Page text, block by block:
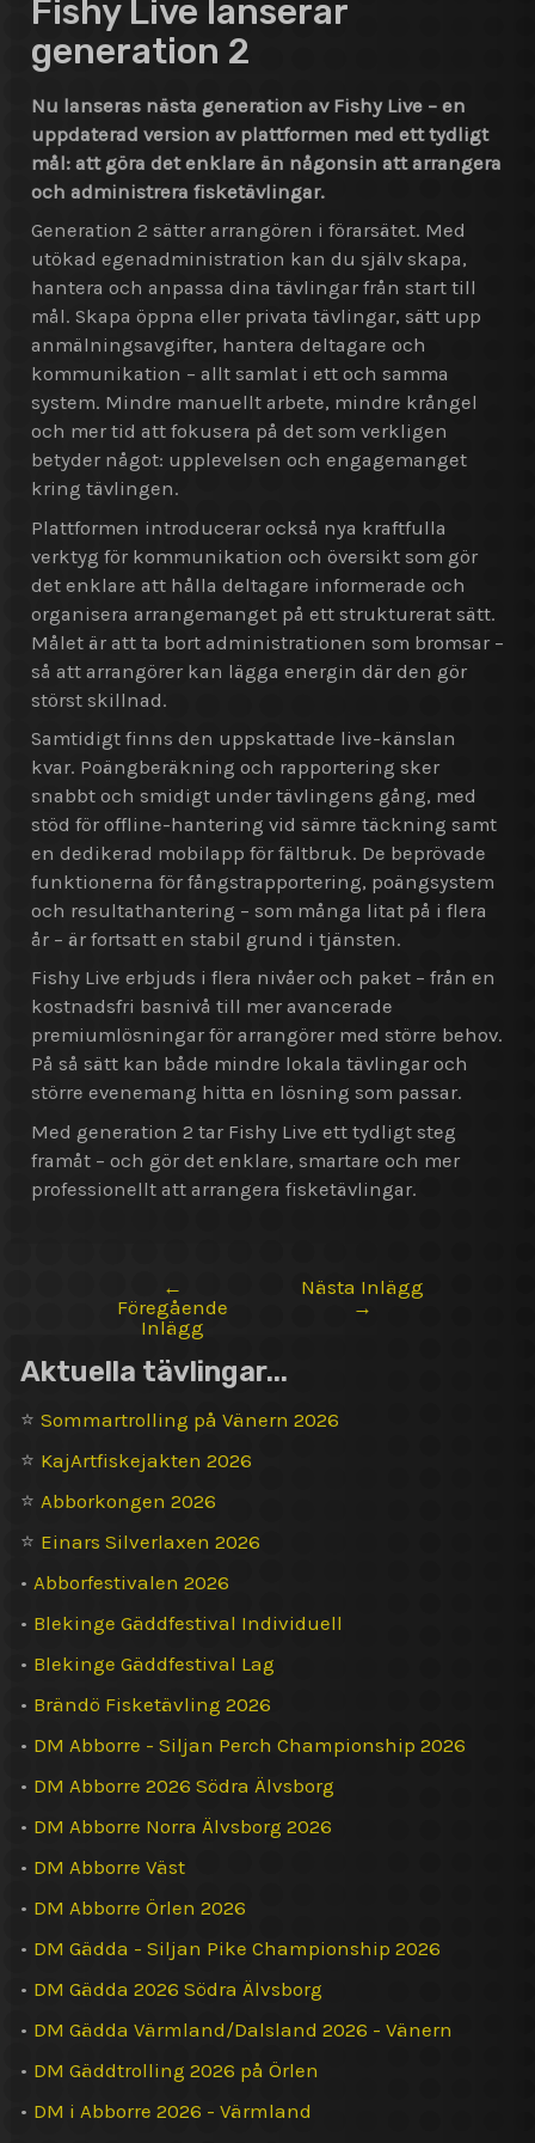
Fishy Live lanserar
generation 2
Nu lanseras nästa generation av Fishy Live – en
uppdaterad version av plattformen med ett tydligt
mål: att göra det enklare än någonsin att arrangera
och administrera fisketävlingar.
Generation 2 sätter arrangören i förarsätet. Med
utökad egenadministration kan du själv skapa,
hantera och anpassa dina tävlingar från start till
mål. Skapa öppna eller privata tävlingar, sätt upp
anmälningsavgifter, hantera deltagare och
kommunikation – allt samlat i ett och samma
system. Mindre manuellt arbete, mindre krångel
och mer tid att fokusera på det som verkligen
betyder något: upplevelsen och engagemanget
kring tävlingen.
Plattformen introducerar också nya kraftfulla
verktyg för kommunikation och översikt som gör
det enklare att hålla deltagare informerade och
organisera arrangemanget på ett strukturerat sätt.
Målet är att ta bort administrationen som bromsar –
så att arrangörer kan lägga energin där den gör
störst skillnad.
Samtidigt finns den uppskattade live-känslan
kvar. Poängberäkning och rapportering sker
snabbt och smidigt under tävlingens gång, med
stöd för offline-hantering vid sämre täckning samt
en dedikerad mobilapp för fältbruk. De beprövade
funktionerna för fångstrapportering, poängsystem
och resultathantering – som många litat på i flera
år – är fortsatt en stabil grund i tjänsten.
Fishy Live erbjuds i flera nivåer och paket – från en
kostnadsfri basnivå till mer avancerade
premiumlösningar för arrangörer med större behov.
På så sätt kan både mindre lokala tävlingar och
större evenemang hitta en lösning som passar.
Med generation 2 tar Fishy Live ett tydligt steg
framåt – och gör det enklare, smartare och mer
professionellt att arrangera fisketävlingar.
Inläggsnavigering
←
Föregående
Inlägg
Nästa Inlägg
→
Aktuella tävlingar...
⭐ Sommartrolling på Vänern 2026
⭐ KajArtfiskejakten 2026
⭐ Abborkongen 2026
⭐ Einars Silverlaxen 2026
• Abborfestivalen 2026
• Blekinge Gäddfestival Individuell
• Blekinge Gäddfestival Lag
• Brändö Fisketävling 2026
• DM Abborre - Siljan Perch Championship 2026
• DM Abborre 2026 Södra Älvsborg
• DM Abborre Norra Älvsborg 2026
• DM Abborre Väst
• DM Abborre Örlen 2026
• DM Gädda - Siljan Pike Championship 2026
• DM Gädda 2026 Södra Älvsborg
• DM Gädda Värmland/Dalsland 2026 - Vänern
• DM Gäddtrolling 2026 på Örlen
• DM i Abborre 2026 - Värmland